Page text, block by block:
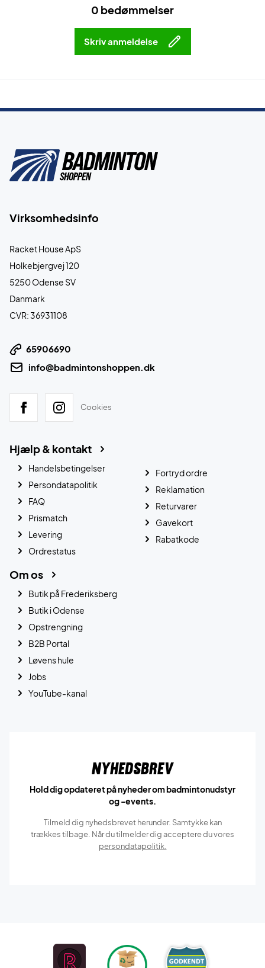
0 bedømmelser
Skriv anmeldelse
Virksomhedsinfo
Racket House ApS
Holkebjergvej 120
5250 Odense SV
Danmark
CVR: 36931108
65906690
info@badmintonshoppen.dk
Cookies
Hjælp & kontakt
Handelsbetingelser
Persondatapolitik
FAQ
Prismatch
Levering
Ordrestatus
Fortryd ordre
Reklamation
Returvarer
Gavekort
Rabatkode
Om os
Butik på Frederiksberg
Butik i Odense
Opstrengning
B2B Portal
Løvens hule
Jobs
YouTube-kanal
Nyhedsbrev
Hold dig opdateret på nyheder om badmintonudstyr
og -events.
Tilmeld dig nyhedsbrevet herunder. Samtykke kan
trækkes tilbage. Når du tilmelder dig acceptere du vores
persondatapolitik.